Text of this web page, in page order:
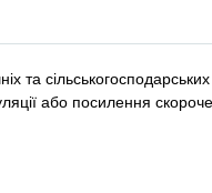
та
або посилення